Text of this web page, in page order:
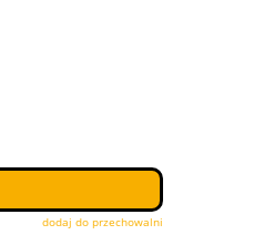
dodaj do przechowalni